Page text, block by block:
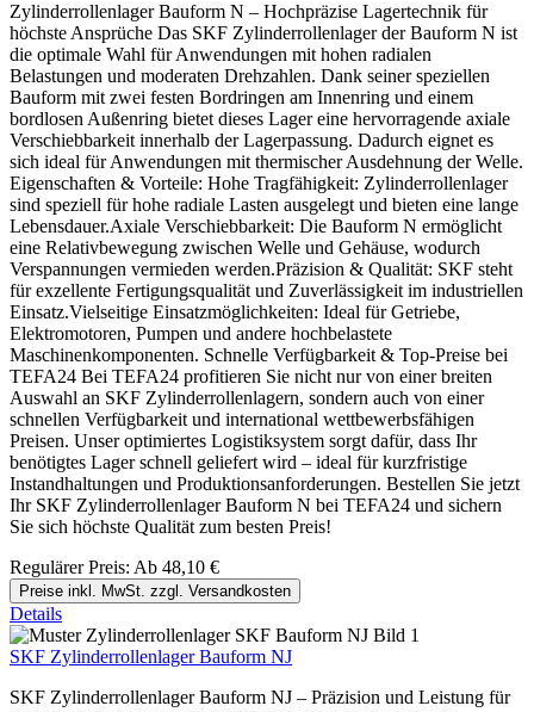
Zylinderrollenlager Bauform N – Hochpräzise Lagertechnik für
höchste Ansprüche Das SKF Zylinderrollenlager der Bauform N ist
die optimale Wahl für Anwendungen mit hohen radialen
Belastungen und moderaten Drehzahlen. Dank seiner speziellen
Bauform mit zwei festen Bordringen am Innenring und einem
bordlosen Außenring bietet dieses Lager eine hervorragende axiale
Verschiebbarkeit innerhalb der Lagerpassung. Dadurch eignet es
sich ideal für Anwendungen mit thermischer Ausdehnung der Welle.
Eigenschaften & Vorteile: Hohe Tragfähigkeit: Zylinderrollenlager
sind speziell für hohe radiale Lasten ausgelegt und bieten eine lange
Lebensdauer.Axiale Verschiebbarkeit: Die Bauform N ermöglicht
eine Relativbewegung zwischen Welle und Gehäuse, wodurch
Verspannungen vermieden werden.Präzision & Qualität: SKF steht
für exzellente Fertigungsqualität und Zuverlässigkeit im industriellen
Einsatz.Vielseitige Einsatzmöglichkeiten: Ideal für Getriebe,
Elektromotoren, Pumpen und andere hochbelastete
Maschinenkomponenten. Schnelle Verfügbarkeit & Top-Preise bei
TEFA24 Bei TEFA24 profitieren Sie nicht nur von einer breiten
Auswahl an SKF Zylinderrollenlagern, sondern auch von einer
schnellen Verfügbarkeit und international wettbewerbsfähigen
Preisen. Unser optimiertes Logistiksystem sorgt dafür, dass Ihr
benötigtes Lager schnell geliefert wird – ideal für kurzfristige
Instandhaltungen und Produktionsanforderungen. Bestellen Sie jetzt
Ihr SKF Zylinderrollenlager Bauform N bei TEFA24 und sichern
Sie sich höchste Qualität zum besten Preis!
Regulärer Preis: Ab 48,10 €
Preise inkl. MwSt. zzgl. Versandkosten
Details
SKF Zylinderrollenlager Bauform NJ
SKF Zylinderrollenlager Bauform NJ – Präzision und Leistung für